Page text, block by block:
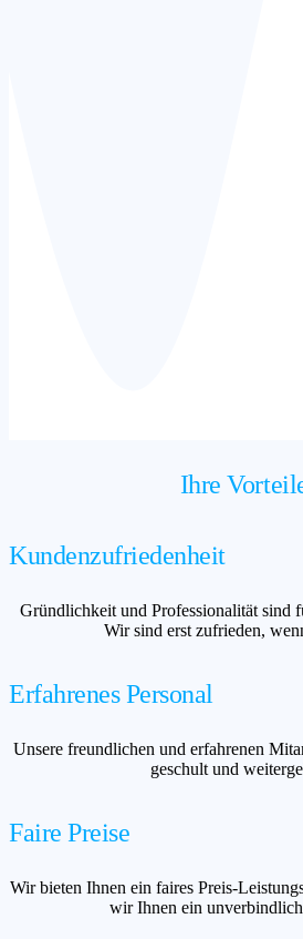
Ihre
Kundenzufriedenheit
Gründlichkeit und Professionalität sind
Wir sind erst zufrieden,
Erfahrenes Personal
Unsere freundlichen und erfahrenen
geschult und
Faire Preise
Wir bieten Ihnen ein faires Preis-
wir Ihnen ein